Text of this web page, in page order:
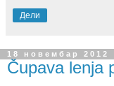
Дели
18 новембар 2012
Čupava lenja